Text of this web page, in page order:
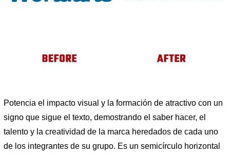
Potencia el impacto visual y la formación de atractivo con un
signo que sigue el texto, demostrando el saber hacer, el
talento y la creatividad de la marca heredados de cada uno
de los integrantes de su grupo. Es un semicírculo horizontal